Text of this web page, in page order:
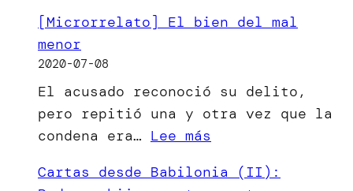
una
Apaga»
ha
visto
la
luz
[Microrrelato] El bien del mal
menor
2020-07-08
El acusado reconoció su delito,
pero repitió una y otra vez que la
condena era… Lee más
El
Cartas desde Babilonia (II):